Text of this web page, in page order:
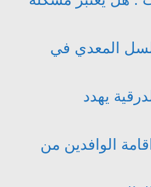
المعدي في
يهدد
الوافدين من